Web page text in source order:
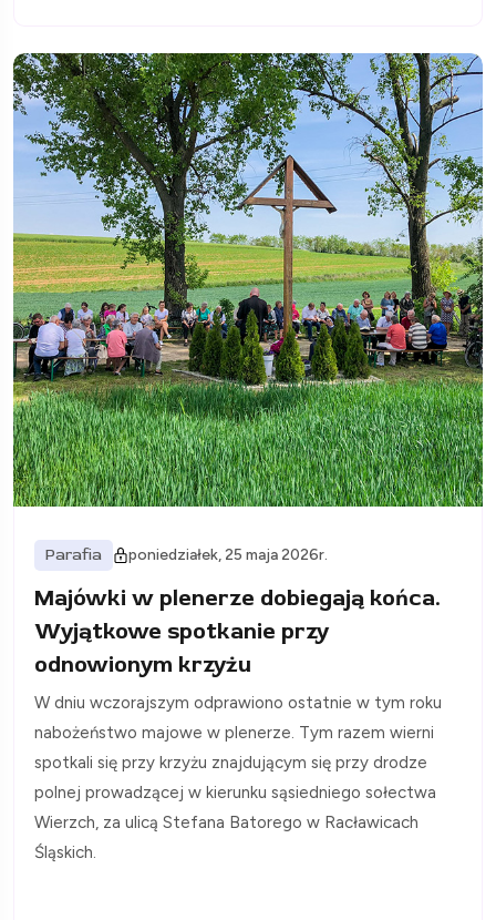
Parafia poniedziałek, 25 maja 2026r.
Majówki w plenerze dobiegają końca.
Wyjątkowe spotkanie przy
odnowionym krzyżu
W dniu wczorajszym odprawiono ostatnie w tym roku
nabożeństwo majowe w plenerze. Tym razem wierni
spotkali się przy krzyżu znajdującym się przy drodze
polnej prowadzącej w kierunku sąsiedniego sołectwa
Wierzch, za ulicą Stefana Batorego w Racławicach
Śląskich.